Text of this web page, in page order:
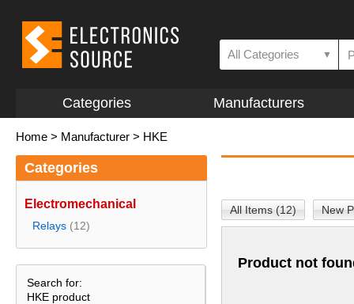
All Categories ▼
Categories Manufacturers
Home > Manufacturer > HKE
Categories
Electromechanical
Relays (12)
Search for:
HKE product
All Items (12) New
Product not